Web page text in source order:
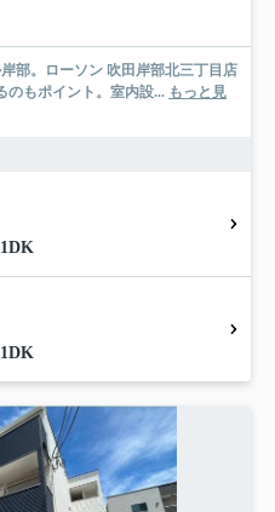
部。ローソン 吹田岸部北三丁目店
のもポイント。室内設... もっと見